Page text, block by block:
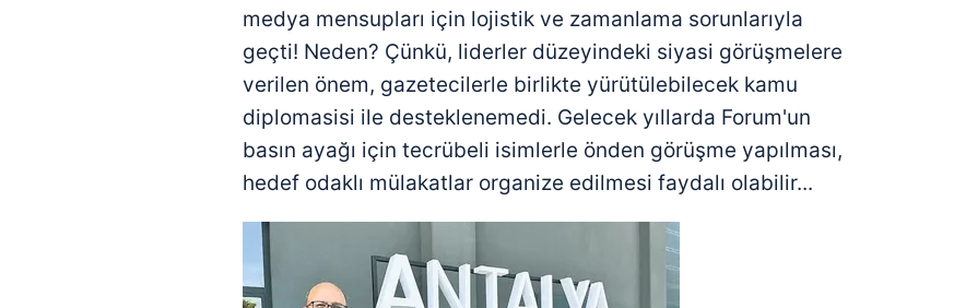
medya mensupları için lojistik ve zamanlama sorunlarıyla
geçti! Neden? Çünkü, liderler düzeyindeki siyasi görüşmelere
verilen önem, gazetecilerle birlikte yürütülebilecek kamu
diplomasisi ile desteklenemedi. Gelecek yıllarda Forum'un
basın ayağı için tecrübeli isimlerle önden görüşme yapılması,
hedef odaklı mülakatlar organize edilmesi faydalı olabilir...